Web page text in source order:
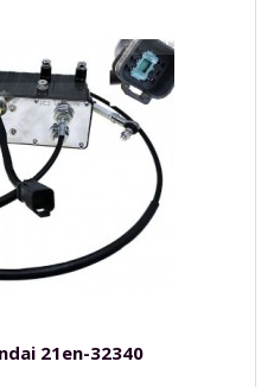
21en-32340